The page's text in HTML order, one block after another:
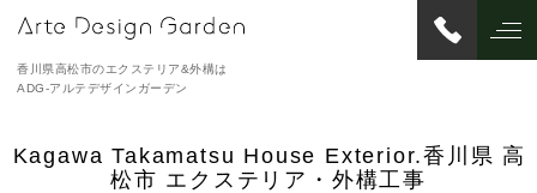
香川県高松市のエクステリア&外構は
ADG-アルテデザインガーデン
Kagawa Takamatsu House Exterior.香川県 高
松市 エクステリア・外構工事